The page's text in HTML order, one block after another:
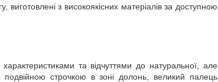
з високоякісних матеріалів за доступною
та відчуттями до натуральної, але
подвійною строчкою в зоні долонь, великий палець